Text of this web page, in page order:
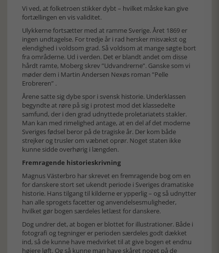
Vi ved, at folketroen stikker dybt – hvilket måske kan give
fortællingen en vis validitet.
Ulykkerne fortsætter med at ramme Sverige. Året 1869 er
ingen undtagelse. For tredje år i rad hersker misvækst og
elendighed i voldsom grad. Så voldsom at mange søgte bort
fra områderne. Ud i verden. Det er blandt andet om disse
hårdt ramte, Moberg skrev ”Udvandrerne”. Ganske som vi
møder dem i Martin Andersen Nexøs roman ”Pelle
Erobreren” .
Årene satte sig dybe spor i svensk historie. Underklassen
begyndte at røre på sig i protest mod det klassedelte
samfund, der i den grad udnyttede proletariatets stakler.
Man kan med rimelighed antage, at en del af det moderne
Sveriges fødsel beror på de tragiske år. Der kom både
strejker og trusler om væbnet oprør. Noget staten ikke
kunne sidde overhørig i længden.
Fremragende historieskrivning
Magnus Västerbro har skrevet en fremragende bog om en
for danskere stort set ukendt periode i Sveriges dramatiske
historie. Hans tilgang til kilderne er ypperlig – og så udnytter
han alle sprogets facetter og anvendelsesmuligheder,
hvilket gør bogen særdeles letlæst for danskere.
Dog undrer det, at bogen er blottet for illustrationer. Både i
fotografi og tegninger er perioden særdeles godt dækket
ind, så de kunne have medvirket til at give bogen et endnu
højere løft. Og så kunne man have skåret noget på de